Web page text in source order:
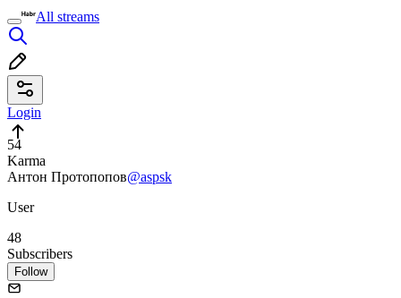
All streams
Login
54
Karma
Антон Протопопов@aspsk
User
48
Subscribers
Follow